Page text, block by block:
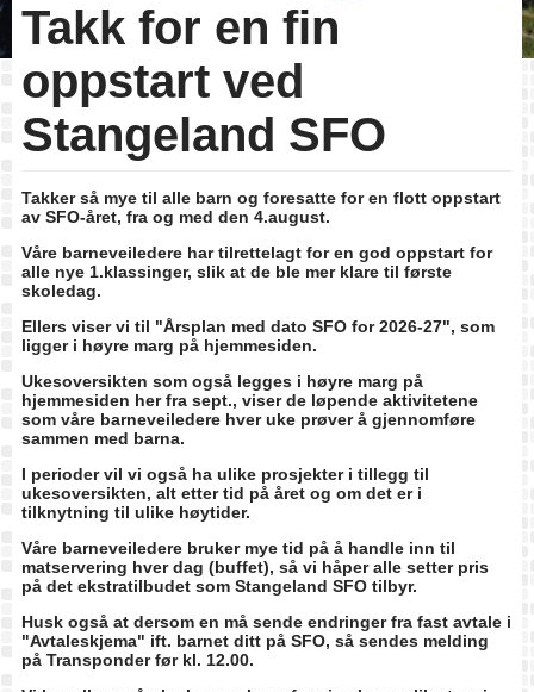
Takk for en fin
oppstart ved
Stangeland SFO
Takker så mye til alle barn og foresatte for en flott oppstart
av SFO-året, fra og med den 4.august.
Våre barneveiledere har tilrettelagt for en god oppstart for
alle nye 1.klassinger, slik at de ble mer klare til første
skoledag.
Ellers viser vi til "Årsplan med dato SFO for 2026-27", som
ligger i høyre marg på hjemmesiden.
Ukesoversikten som også legges i høyre marg på
hjemmesiden her fra sept., viser de løpende aktivitetene
som våre barneveiledere hver uke prøver å gjennomføre
sammen med barna.
I perioder vil vi også ha ulike prosjekter i tillegg til
ukesoversikten, alt etter tid på året og om det er i
tilknytning til ulike høytider.
Våre barneveiledere bruker mye tid på å handle inn til
matservering hver dag (buffet), så vi håper alle setter pris
på det ekstratilbudet som Stangeland SFO tilbyr.
Husk også at dersom en må sende endringer fra fast avtale i
"Avtaleskjema" ift. barnet ditt på SFO, så sendes melding
på Transponder før kl. 12.00.